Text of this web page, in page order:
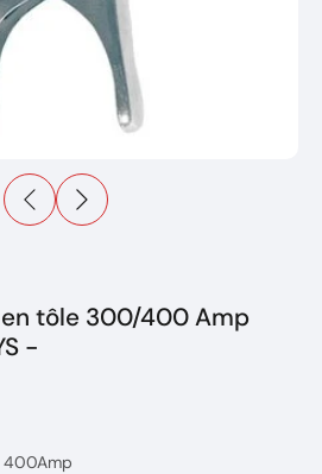
tôle 300/400 Amp
-